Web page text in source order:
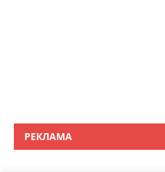
РЕКЛАМА